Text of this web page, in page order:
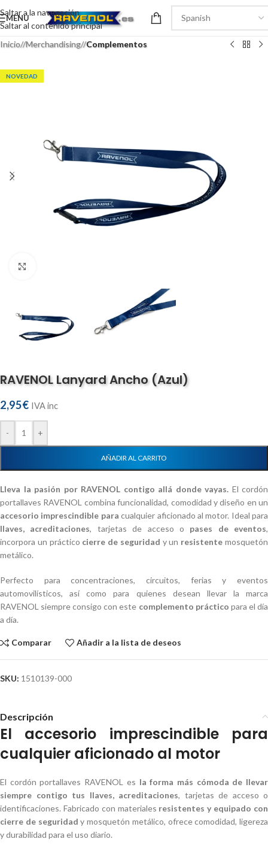
Saltar a la navegación
Saltar al contenido principal
MENÚ
Inicio/ Merchandising/ Complementos
NOVEDAD
RAVENOL Lanyard Ancho (Azul)
2,95€ IVA inc
- +
AÑADIR AL CARRITO
Lleva la pasión por RAVENOL contigo allá donde vayas. El cordón
portallaves RAVENOL combina funcionalidad, comodidad y diseño en un
accesorio imprescindible paracualquier aficionado al motor. Ideal para
llaves, acreditaciones, tarjetas de acceso o pases de eventos,
incorpora un práctico cierre de seguridad y un resistente mosquetón
metálico.
Perfecto para concentraciones, circuitos, ferias y eventos
automovilísticos, así como para quienes desean llevar la marca
RAVENOL siempre consigo con este complemento práctico para el día
a día.
Comparar Añadir a la lista de deseos
SKU: 1510139-000
Descripción
El accesorio imprescindiblepara
cualquier aficionado al motor
El cordón portallaves RAVENOL es la forma más cómoda de llevar
siempre contigo tus llaves, acreditaciones, tarjetas de acceso o
identificaciones. Fabricado con materiales resistentes y equipado con
cierre de seguridad y mosquetón metálico, ofrece comodidad, ligereza
y durabilidad para el uso diario.